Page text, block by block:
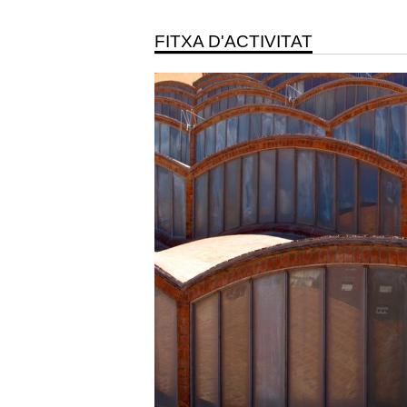
FITXA D'ACTIVITAT